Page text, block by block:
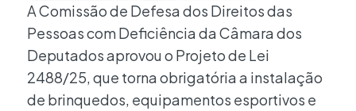
A Comissão de Defesa dos Direitos das
Pessoas com Deficiência da Câmara dos
Deputados aprovou o Projeto de Lei
2488/25, que torna obrigatória a instalação
de brinquedos, equipamentos esportivos e